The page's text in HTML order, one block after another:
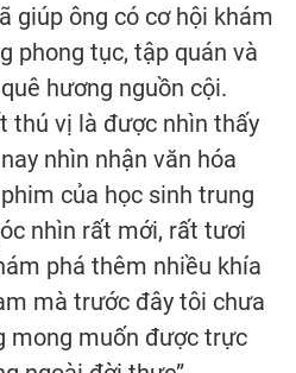
giúp ông có cơ hội khám
phong tục, tập quán và
hương nguồn cội.
thú vị là được nhìn thấy
nhìn nhận văn hóa
của học sinh trung
nhìn rất mới, rất tươi
phá thêm nhiều khía
mà trước đây tôi chưa
mong muốn được trực